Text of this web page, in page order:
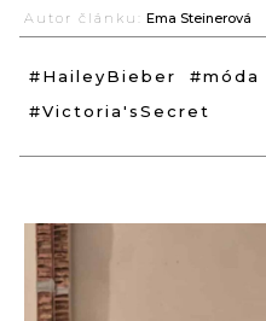
Autor článku: Ema Steinerová
#HaileyBieber #móda
#Victoria'sSecret